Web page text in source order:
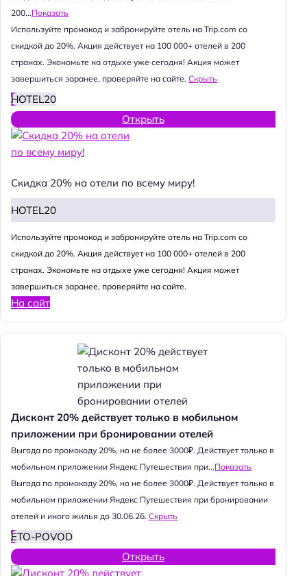
200...Показать
Используйте промокод и забронируйте отель на Trip.com со
скидкой до 20%. Акция действует на 100 000+ отелей в 200
странах. Экономьте на отдыхе уже сегодня! Акция может
завершиться заранее, проверяйте на сайте. Скрыть
HOTEL20
Открыть
Скидка 20% на отели по всему миру!
HOTEL20
Используйте промокод и забронируйте отель на Trip.com со
скидкой до 20%. Акция действует на 100 000+ отелей в 200
странах. Экономьте на отдыхе уже сегодня! Акция может
завершиться заранее, проверяйте на сайте.
На сайт
Дисконт 20% действует только в мобильном
приложении при бронировании отелей
Выгода по промокоду 20%, но не более 3000₽. Действует только в
мобильном приложении Яндекс Путешествия при...Показать
Выгода по промокоду 20%, но не более 3000₽. Действует только в
мобильном приложении Яндекс Путешествия при бронировании
отелей и иного жилья до 30.06.26. Скрыть
ETO-POVOD
Открыть